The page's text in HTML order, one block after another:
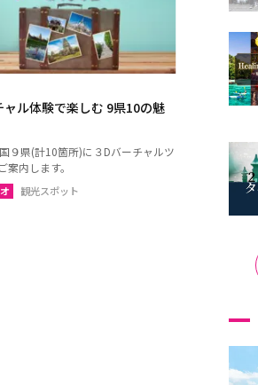
ャル体験で楽しむ 9県10の魅
９県(計10箇所)に３Dバーチャルツ
案内します。
観光スポット